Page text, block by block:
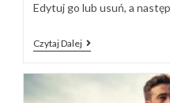
Edytuj go lub usuń, a
Czytaj DalejWitaj,
Świecie!